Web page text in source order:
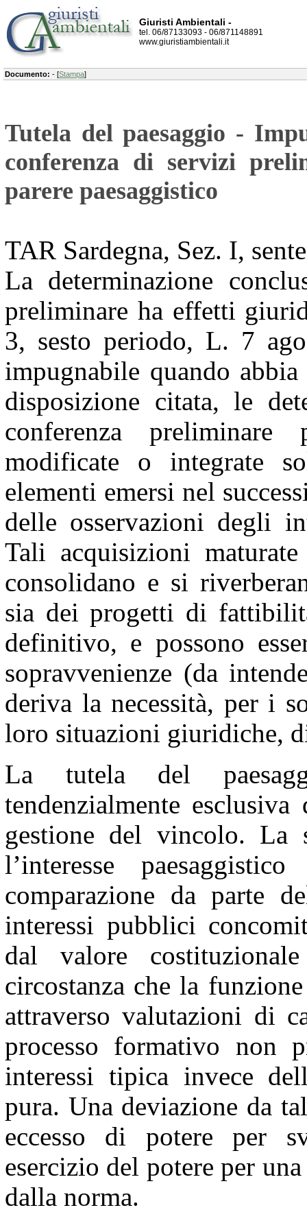
Giuristi Ambientali -
tel. 06/87133093 - 06/871148891
www.giuristiambientali.it
Documento: - [Stampa]
Tutela del paesaggio -
conferenza di servizi
parere paesaggistico
TAR Sardegna, Sez. I,
La determinazione
preliminare ha effetti
3, sesto periodo, L. 7
impugnabile quando
disposizione citata, le
conferenza preliminare
modificate o integrate
elementi emersi nel
delle osservazioni degli
Tali acquisizioni
consolidano e si
sia dei progetti di
definitivo, e possono
sopravvenienze (da
deriva la necessità, per i
loro situazioni giuridiche,
La tutela del
tendenzialmente
gestione del vincolo. La
l’interesse
comparazione da parte
interessi pubblici
dal valore
circostanza che la
attraverso valutazioni di
processo formativo non
interessi tipica invece
pura. Una deviazione da
eccesso di potere per
esercizio del potere per
dalla norma.